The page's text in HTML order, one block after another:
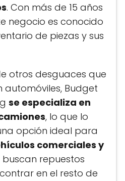
. Con más de 15 años
negocio es conocido
de piezas y sus
otros desguaces que
automóviles, Budget
se especializa en
, lo que lo
opción ideal para
comerciales y
repuestos
en el resto de